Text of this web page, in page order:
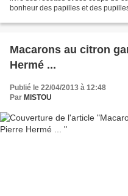
bonheur des papilles et des
Macarons au citron
Hermé ...
Publié le 22/04/2013 à 12:48
Par MISTOU